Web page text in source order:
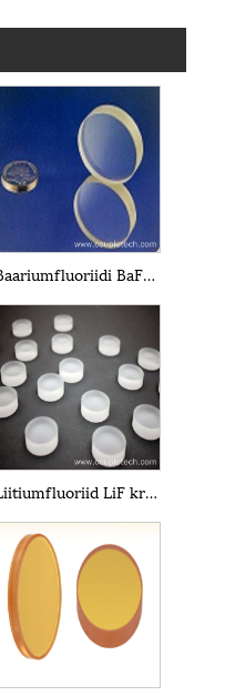
Baariumfluoriidi BaF2 kristallaknad
Liitiumfluoriid LiF kristallaknad